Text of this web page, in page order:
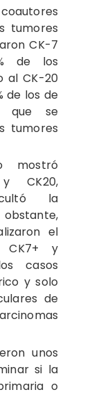
tumores
CK-7
de los
al CK-20
de los de
que se
tumores
mostró
CK20,
la
obstante,
el
CK7+ y
casos
y solo
de
unos
si la
o